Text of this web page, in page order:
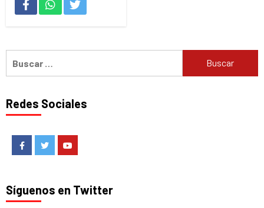
Redes Sociales
FacebookTwitter
Síguenos en Twitter